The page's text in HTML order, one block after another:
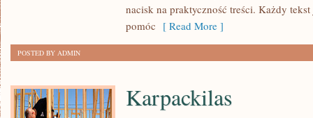
nacisk na praktyczność treści. Każdy
pomóc [ Read More ]
POSTED BY ADMIN
Karpackilas